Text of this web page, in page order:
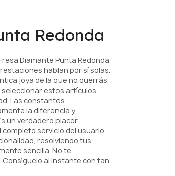
Redonda
Diamante Punta Redonda
hablan por sí solas.
joya de la que no querrás
estos artículos
Las constantes
la diferencia y
un verdadero placer
servicio del usuario
resolviendo tus
sencilla. No te
al instante con tan